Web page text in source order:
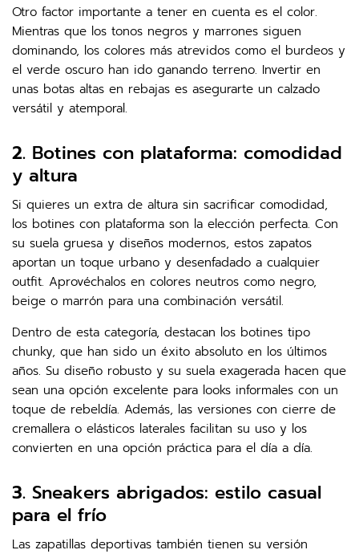
Otro factor importante a tener en cuenta es el color.
Mientras que los tonos negros y marrones siguen
dominando, los colores más atrevidos como el burdeos y
el verde oscuro han ido ganando terreno. Invertir en
unas botas altas en rebajas es asegurarte un calzado
versátil y atemporal.
2. Botines con plataforma: comodidad
y altura
Si quieres un extra de altura sin sacrificar comodidad,
los botines con plataforma son la elección perfecta. Con
su suela gruesa y diseños modernos, estos zapatos
aportan un toque urbano y desenfadado a cualquier
outfit. Aprovéchalos en colores neutros como negro,
beige o marrón para una combinación versátil.
Dentro de esta categoría, destacan los botines tipo
chunky, que han sido un éxito absoluto en los últimos
años. Su diseño robusto y su suela exagerada hacen que
sean una opción excelente para looks informales con un
toque de rebeldía. Además, las versiones con cierre de
cremallera o elásticos laterales facilitan su uso y los
convierten en una opción práctica para el día a día.
3. Sneakers abrigados: estilo casual
para el frío
Las zapatillas deportivas también tienen su versión